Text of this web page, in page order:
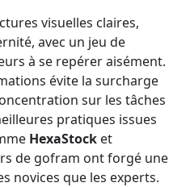
visuelles claires,
avec un jeu de
à se repérer aisément.
évite la surcharge
sur les tâches
pratiques issues
HexaStock et
de gofram ont forgé une
novices que les experts.